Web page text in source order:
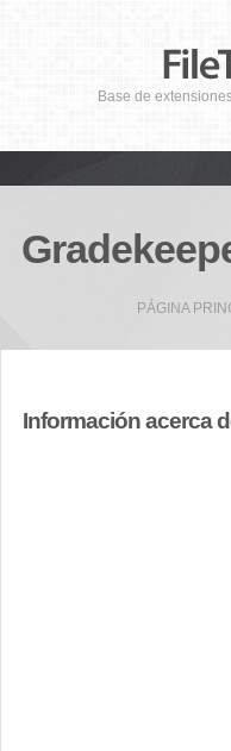
Base de
PÁGINA
Información acerca